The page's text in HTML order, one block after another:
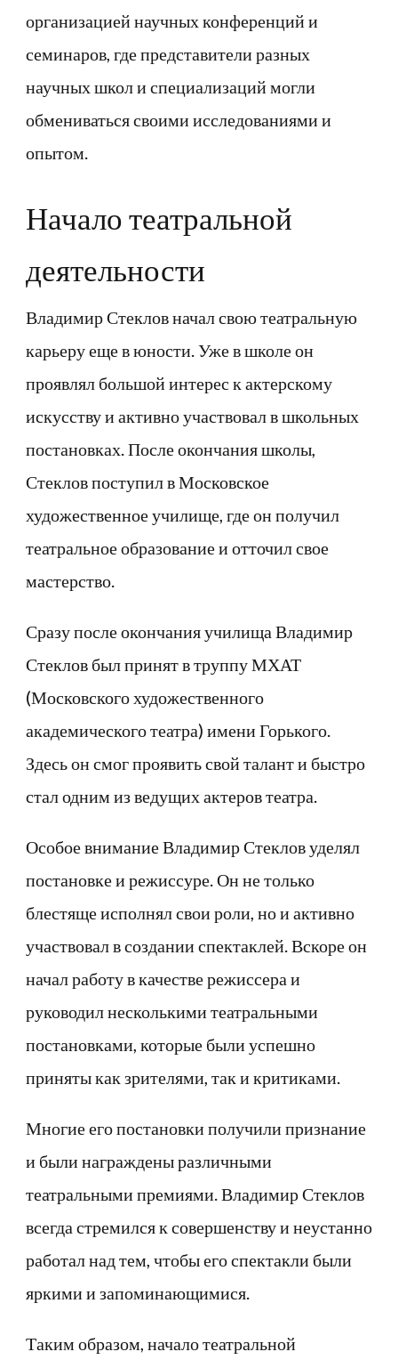
организацией научных конференций и
семинаров, где представители разных
научных школ и специализаций могли
обмениваться своими исследованиями и
опытом.
Начало театральной
деятельности
Владимир Стеклов начал свою театральную
карьеру еще в юности. Уже в школе он
проявлял большой интерес к актерскому
искусству и активно участвовал в школьных
постановках. После окончания школы,
Стеклов поступил в Московское
художественное училище, где он получил
театральное образование и отточил свое
мастерство.
Сразу после окончания училища Владимир
Стеклов был принят в труппу МХАТ
(Московского художественного
академического театра) имени Горького.
Здесь он смог проявить свой талант и быстро
стал одним из ведущих актеров театра.
Особое внимание Владимир Стеклов уделял
постановке и режиссуре. Он не только
блестяще исполнял свои роли, но и активно
участвовал в создании спектаклей. Вскоре он
начал работу в качестве режиссера и
руководил несколькими театральными
постановками, которые были успешно
приняты как зрителями, так и критиками.
Многие его постановки получили признание
и были награждены различными
театральными премиями. Владимир Стеклов
всегда стремился к совершенству и неустанно
работал над тем, чтобы его спектакли были
яркими и запоминающимися.
Таким образом, начало театральной